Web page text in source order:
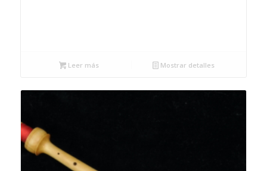
Leer más Mostrar detalles